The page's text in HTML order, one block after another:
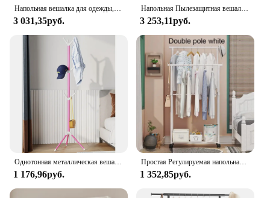
storage space.
Напольная вешалка для одежды, пылезащитная подвесная вешалка для одежды, встроенная сушилка для обуви и шляпы, полка для хранения, Домашний Органайзер
3 031,35руб.
Напольная Пылезащитная вешалка для одежды, вешалка для обуви и шляпы, встроенная сушилка для одежды, полка для хранения, Домашний Органайзер
3 253,11руб.
Однотонная металлическая вешалка для одежды и шляп, Европейская Женская Роскошная вешалка для одежды и шляп
1 176,96руб.
Простая Регулируемая напольная вешалка для одежды на колесиках с двойным стержнем, вешалка для одежды, телескопическая Мобильная вешалка
1 352,85руб.